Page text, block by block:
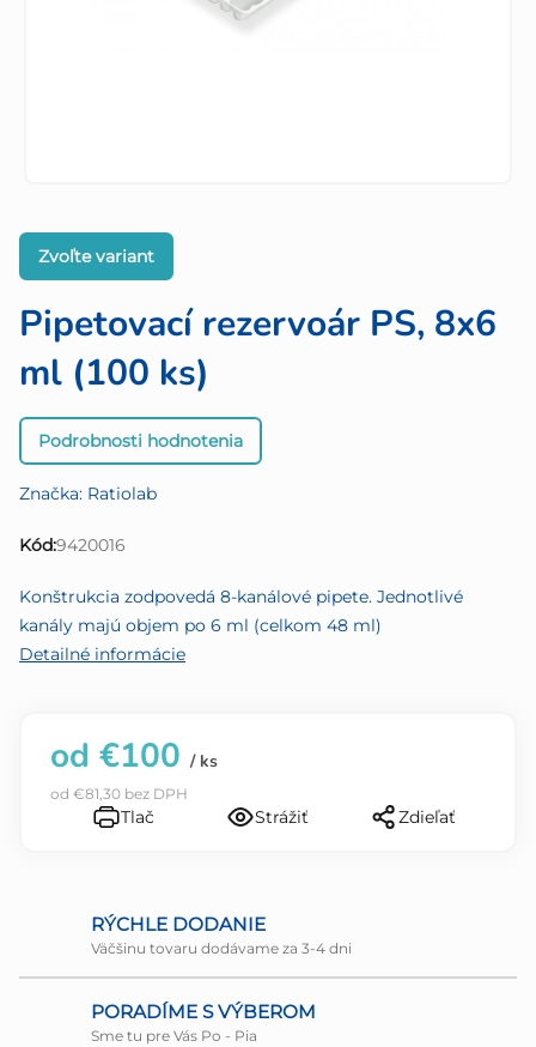
Pipetovací rezervoár PS, 8x6
ml (100 ks)
Priemerné
hodnotenie
je
0,0
5
hviezdičiek.
Podrobnosti hodnotenia
Značka: Ratiolab
Kód:9420016
Zvoľte variant
Konštrukcia zodpovedá 8-kanálové pipete. Jednotlivé
kanály majú objem po 6 ml (celkom 48 ml)
Detailné informácie
od €100 / ks
od €81,30 bez DPH
Tlač Strážiť Zdieľať
RÝCHLE DODANIE
Väčšinu tovaru dodávame za 3-4 dni
PORADÍME S VÝBEROM
Sme tu pre Vás Po - Pia